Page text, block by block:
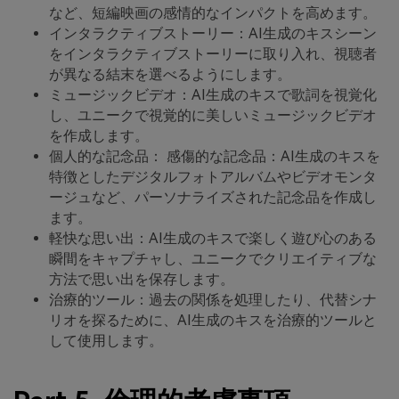
など、短編映画の感情的なインパクトを高めます。
インタラクティブストーリー：AI生成のキスシーン
をインタラクティブストーリーに取り入れ、視聴者
が異なる結末を選べるようにします。
ミュージックビデオ：AI生成のキスで歌詞を視覚化
し、ユニークで視覚的に美しいミュージックビデオ
を作成します。
個人的な記念品： 感傷的な記念品：AI生成のキスを
特徴としたデジタルフォトアルバムやビデオモンタ
ージュなど、パーソナライズされた記念品を作成し
ます。
軽快な思い出：AI生成のキスで楽しく遊び心のある
瞬間をキャプチャし、ユニークでクリエイティブな
方法で思い出を保存します。
治療的ツール：過去の関係を処理したり、代替シナ
リオを探るために、AI生成のキスを治療的ツールと
して使用します。